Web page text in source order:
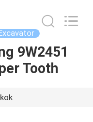
9W2451
Tooth